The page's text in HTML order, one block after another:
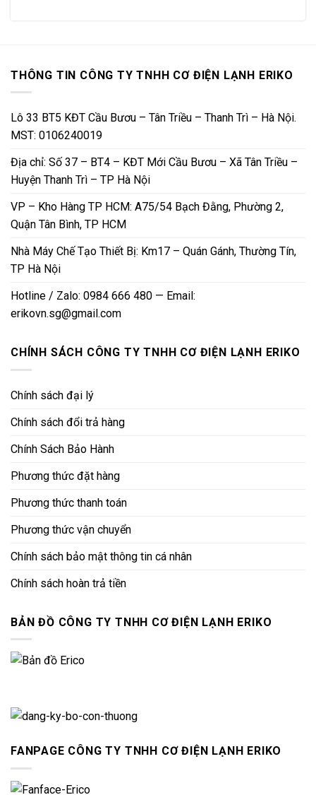
THÔNG TIN CÔNG TY TNHH CƠ ĐIỆN LẠNH ERIKO
Lô 33 BT5 KĐT Cầu Bươu – Tân Triều – Thanh Trì – Hà Nội.
MST: 0106240019
Địa chỉ: Số 37 – BT4 – KĐT Mới Cầu Bươu – Xã Tân Triều –
Huyện Thanh Trì – TP Hà Nội
VP – Kho Hàng TP HCM: A75/54 Bạch Đằng, Phường 2,
Quận Tân Bình, TP HCM
Nhà Máy Chế Tạo Thiết Bị: Km17 – Quán Gánh, Thường Tín,
TP Hà Nội
Hotline / Zalo: 0984 666 480 — Email:
erikovn.sg@gmail.com
CHÍNH SÁCH CÔNG TY TNHH CƠ ĐIỆN LẠNH ERIKO
Chính sách đại lý
Chính sách đổi trả hàng
Chính Sách Bảo Hành
Phương thức đặt hàng
Phương thức thanh toán
Phương thức vận chuyển
Chính sách bảo mật thông tin cá nhân
Chính sách hoàn trả tiền
BẢN ĐỒ CÔNG TY TNHH CƠ ĐIỆN LẠNH ERIKO
FANPAGE CÔNG TY TNHH CƠ ĐIỆN LẠNH ERIKO